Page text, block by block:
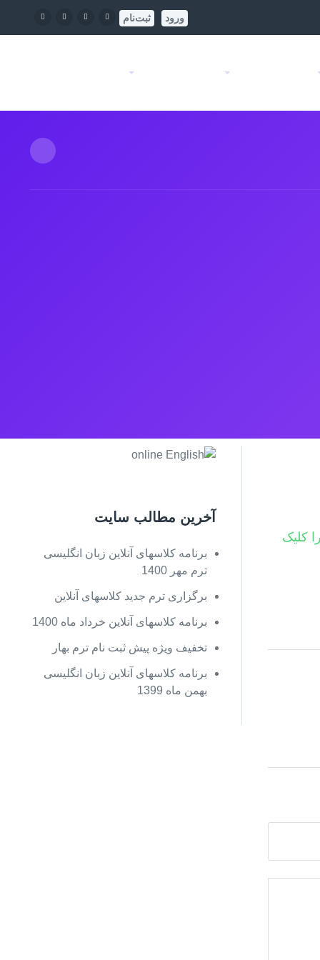
ورود ثبت‌نام
کلیک
آخرین مطالب سایت
برنامه کلاسهای آنلاین زبان انگلیسی
ترم مهر 1400
برگزاری ترم جدید کلاسهای آنلاین
برنامه کلاسهای آنلاین خرداد ماه 1400
تخفیف ويژه پیش ثبت نام ترم بهار
برنامه کلاسهای آنلاین زبان انگلیسی
بهمن ماه 1399